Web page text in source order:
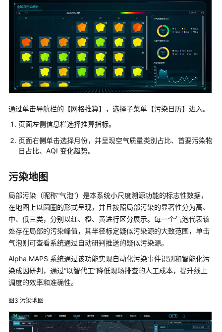
案
基
华
海
务
大
数
据
解
决
方
北
明
软
件
智
慧
仲
裁
解
决
案
国
通过单击导航栏的【网格推算】，选择子菜单【污染日历】进入。
页面左侧信息栏选择推算指标。
页面右侧单击选择月份，并呈现空气质量类别占比、首要污染物
日占比、AQI 变化趋势。
污染地图
局部污染（昵称“气泡”）是本系统小尺度溯源功能的标志性数据，
在地图上以圆圈的形式呈现，并且按照局部污染的显著性分为高、
中、低三类，分别以红、橙、黄进行区分展示。每一个气泡代表该
处存在局部的污染峰值，其半径标定疑似污染源的大致范围，单击
气泡则可查看系统通过自动研判推送的疑似污染源。
Alpha MAPS 系统通过该功能实现自动化污染事件识别和智能化污
染成因研判，通过“以智代工”降低现场排查的人工成本，提升线上
调度的效率和准确性。
图3 污染地图